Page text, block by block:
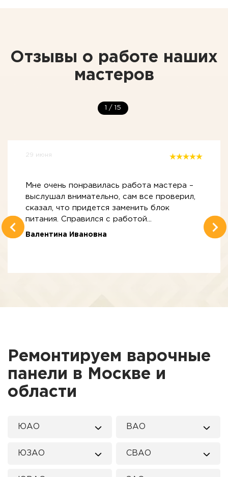
Отзывы о работе наших
мастеров
1 / 15
29 июня
Мне очень понравилась работа мастера –
выслушал внимательно, сам все проверил,
сказал, что придется заменить блок
питания. Справился с работой...
Валентина Ивановна
Ремонтируем варочные
панели в Москве и
области
ЮАО ВАО
ЮЗАО СВАО